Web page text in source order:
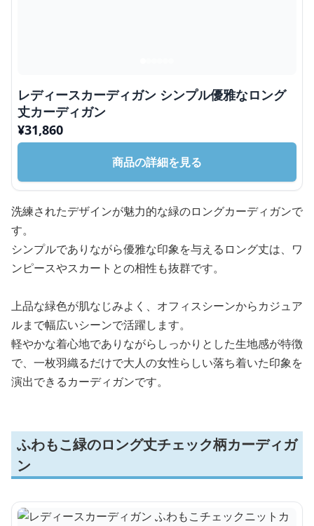
レディースカーディガン シンプル優雅なロング
丈カーディガン
¥31,860
商品の詳細を見る
洗練されたデザインが魅力的な緑のロングカーディガンで
す。
シンプルでありながら優雅な印象を与えるロング丈は、ワ
ンピースやスカートとの相性も抜群です。
上品な緑色が肌なじみよく、オフィスシーンからカジュア
ルまで幅広いシーンで活躍します。
軽やかな着心地でありながらしっかりとした生地感が特徴
で、一枚羽織るだけで大人の女性らしい落ち着いた印象を
演出できるカーディガンです。
ふわもこ緑のロング丈チェック柄カーディガ
ン